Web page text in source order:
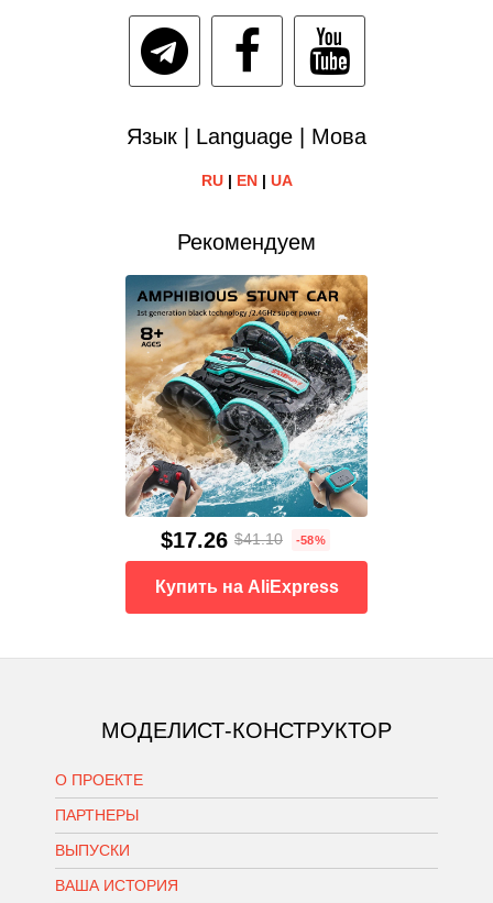
Язык | Language | Мова
RU| EN| UA
Рекомендуем
$17.26 $41.10 -58%
Купить на AliExpress
МОДЕЛИСТ-КОНСТРУКТОР
О ПРОЕКТЕ
ПАРТНЕРЫ
ВЫПУСКИ
ВАША ИСТОРИЯ